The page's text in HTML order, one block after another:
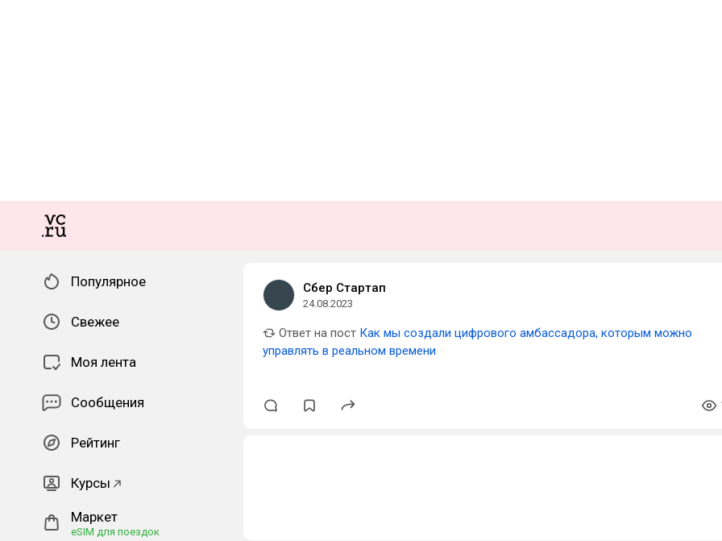
Популярное
Свежее
Моя лента
Сообщения
Рейтинг
Курсы
Маркет
eSIM для поездок
Сбер Стартап
24.08.2023
Ответ на пост Как мы создали цифрового амбассадора, которым можно
управлять в реальном времени